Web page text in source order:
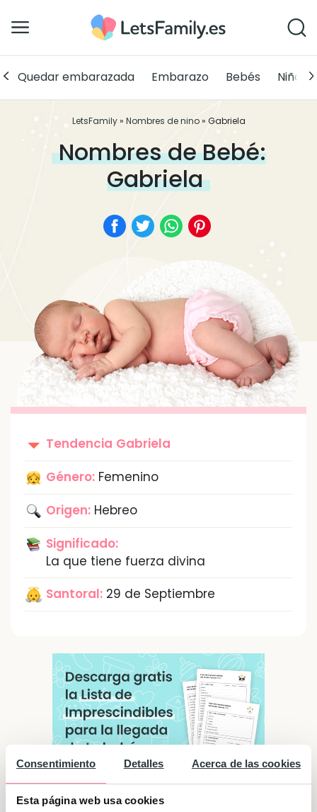
Consentimiento Detalles Acerca de las cookies
Esta página web usa cookies
Quedar embarazada Embarazo Bebés Niños
LetsFamily» Nombres de nino» Gabriela
Nombres de Bebé:
Gabriela
Tendencia Gabriela
Género: Femenino
Origen: Hebreo
Significado:
La que tiene fuerza divina
Santoral: 29 de Septiembre